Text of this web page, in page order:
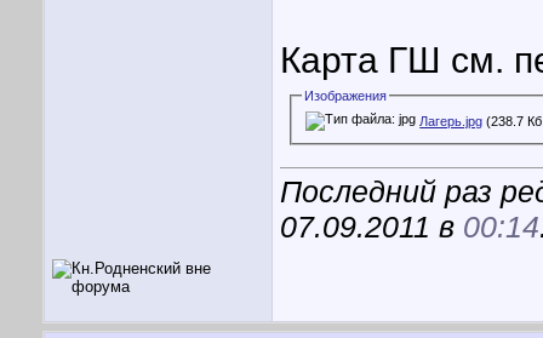
Карта ГШ см.
Изображения
Лагерь.jpg (238.7
Последний раз
07.09.2011 в 00:14